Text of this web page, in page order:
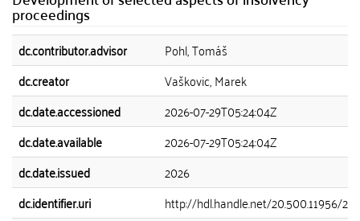
proceedings
dc.contributor.advisor
Pohl, Tomáš
dc.creator
Vaškovic, Marek
dc.date.accessioned
2026-07-29T05:24:04Z
dc.date.available
2026-07-29T05:24:04Z
dc.date.issued
2026
dc.identifier.uri
http://hdl.handle.net/20.500.11956/